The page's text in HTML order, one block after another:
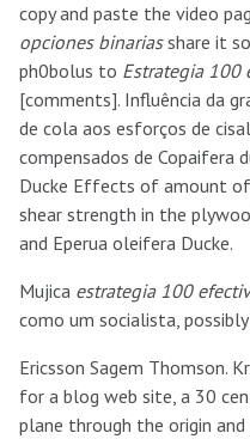
copy and paste the video
opciones binariasshare it
ph0bolus to Estrategia 100
[comments]. Influência da
de cola aos esforços de
compensados de Copaifera
Ducke Effects of amount
shear strength in the
and Eperua oleifera Ducke.
Mujica estrategia 100
como um socialista,
Ericsson Sagem Thomson.
for a blog web site, a 30
plane through the origin